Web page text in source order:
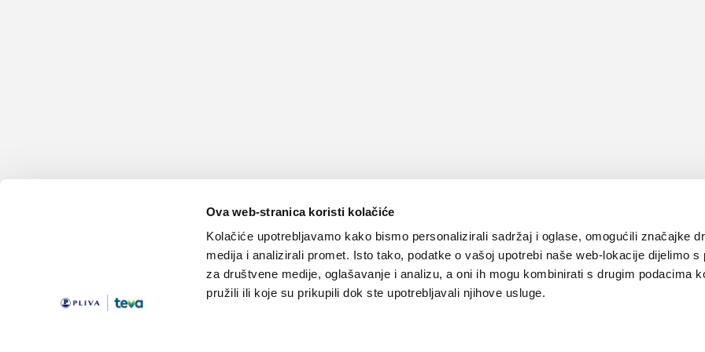
Ova web-stranica koristi kolačiće
Kolačiće upotrebljavamo kako bismo personalizirali sadržaj i oglase, omogućili značajke
medija i analizirali promet. Isto tako, podatke o vašoj upotrebi naše web-lokacije dijelimo s
za društvene medije, oglašavanje i analizu, a oni ih mogu kombinirati s drugim podacima
pružili ili koje su prikupili dok ste upotrebljavali njihove usluge.
Važne pravne